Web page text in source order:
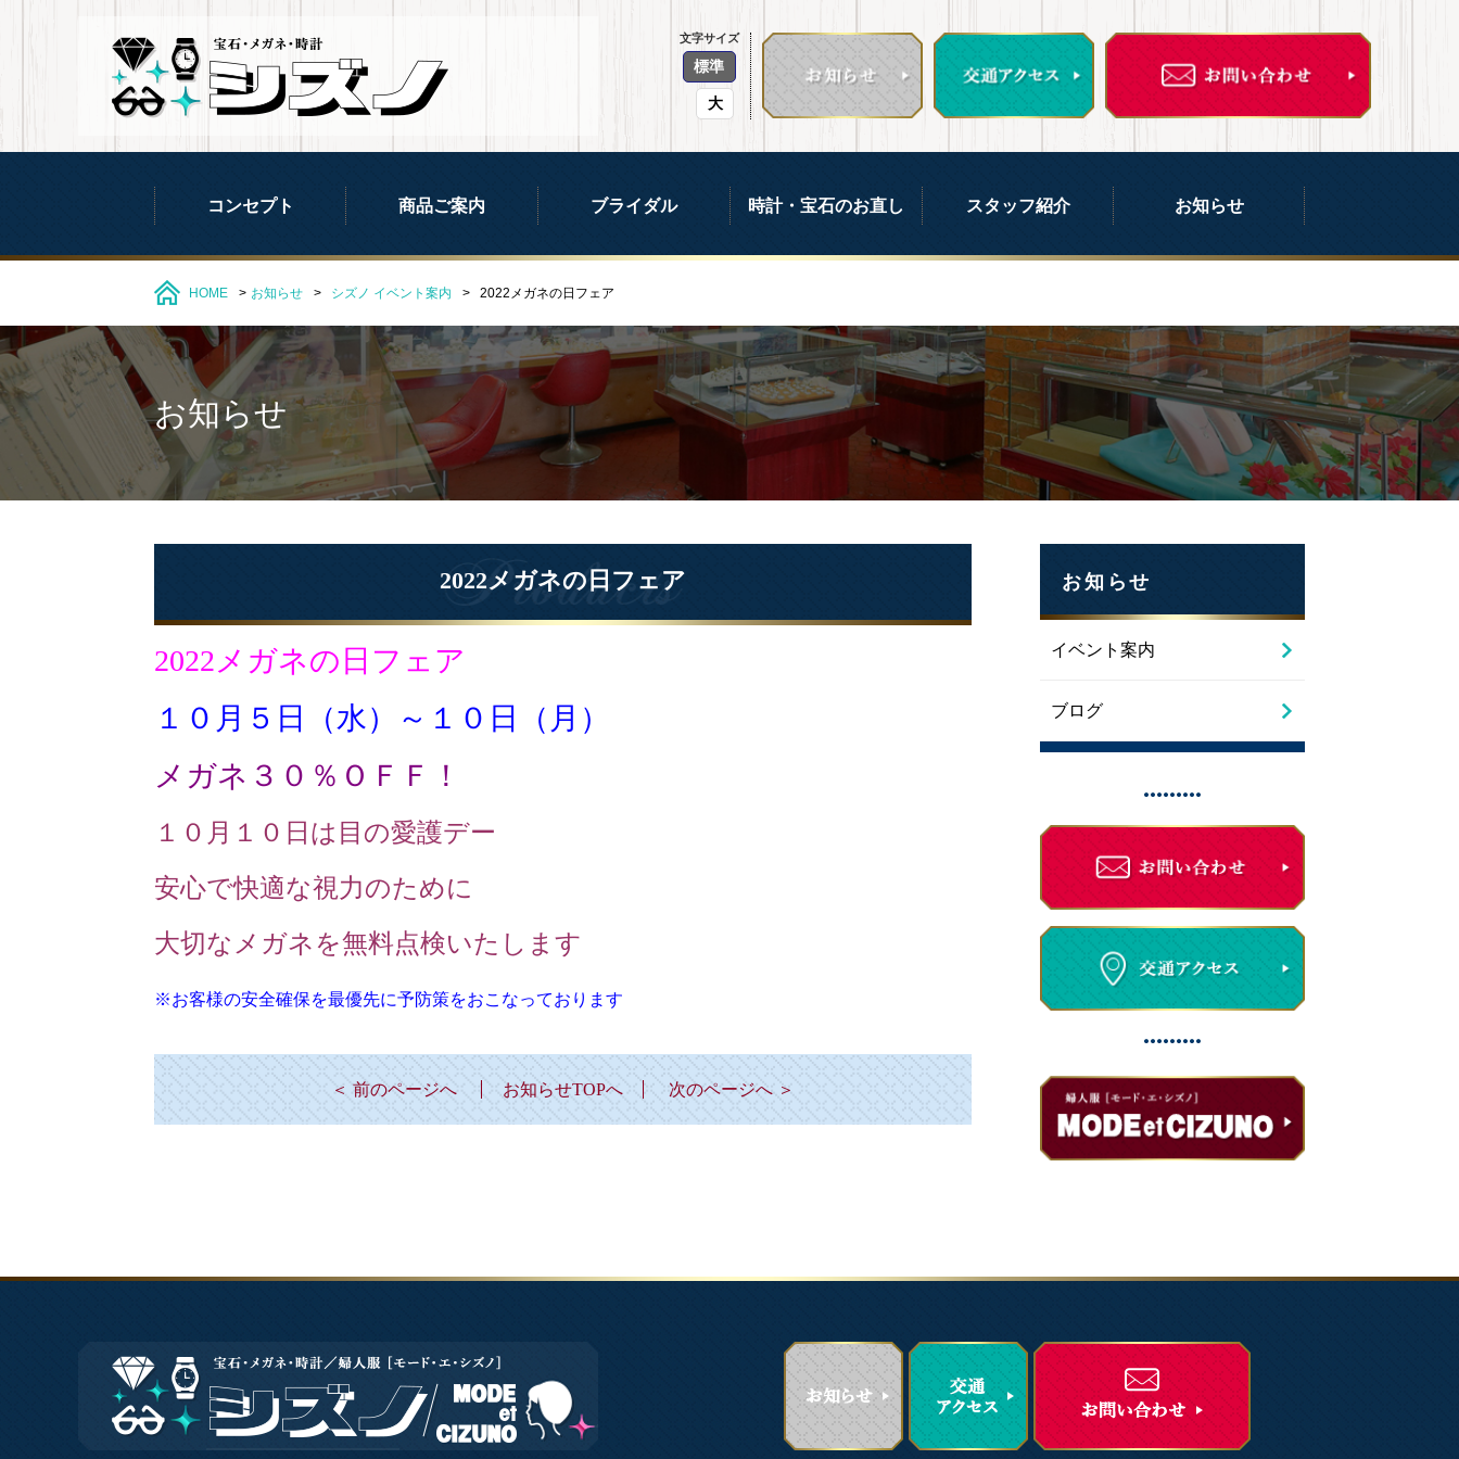
文字サイズ
標準
大
コンセプト 商品ご案内 ブライダル 時計・宝石のお直し スタッフ紹介 お知らせ
HOME お知らせ シズノ イベント案内 2022メガネの日フェア
お知らせ
2022メガネの日フェア
2022メガネの日フェア
１０月５日（水）～１０日（月）
メガネ３０％ＯＦＦ！
１０月１０日は目の愛護デー
安心で快適な視力のために
大切なメガネを無料点検いたします
※お客様の安全確保を最優先に予防策をおこなっております
＜ 前のページへ お知らせTOPへ 次のページへ ＞
お知らせ
イベント案内
ブログ